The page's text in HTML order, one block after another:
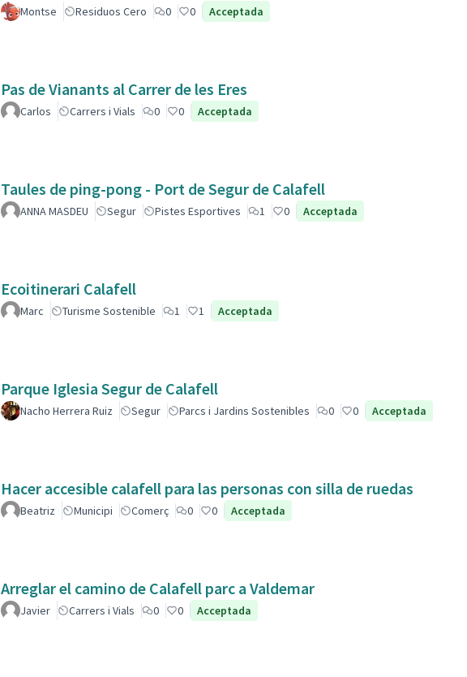
Montse Residuos Cero 0 0 Acceptada
Pas de Vianants al Carrer de les Eres
Carlos Carrers i Vials 0 0 Acceptada
Taules de ping-pong - Port de Segur de Calafell
ANNA MASDEU Segur Pistes Esportives 1 0 Acceptada
Ecoitinerari Calafell
Marc Turisme Sostenible 1 1 Acceptada
Parque Iglesia Segur de Calafell
Nacho Herrera Ruiz Segur Parcs i Jardins Sostenibles 0 0 Acceptada
Hacer accesible calafell para las personas con silla de ruedas
Beatriz Municipi Comerç 0 0 Acceptada
Arreglar el camino de Calafell parc a Valdemar
Javier Carrers i Vials 0 0 Acceptada